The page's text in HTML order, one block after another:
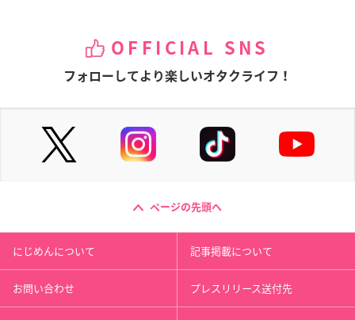
OFFICIAL SNS
フォローしてより楽しいオタクライフ！
ページの先頭へ
にじめんについて 記事掲載について
お問い合わせ プレスリリース送付先